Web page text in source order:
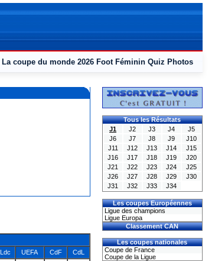
La coupe du monde 2026 Foot Féminin Quiz Photos
Ldc UEFA CdF CdL
Tous les Résultats
J1
J2 J3 J4
J5
J6
J7 J8 J9
J10
J11
J12 J13 J14
J15
J16
J17 J18 J19
J20
J21
J22 J23 J24
J25
J26
J27 J28 J29
J30
J31
J32 J33 J34
Les coupes Européennes
Ligue des champions
Ligue Europa
Classement CAN
Les coupes nationales
Coupe de France
Coupe de la Ligue